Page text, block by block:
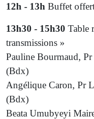
12h - 13h Buffet
13h30 - 15h30 Table
transmissions »
Pauline Bourmaud,
(Bdx)
Angélique Caron, Pr
(Bdx)
Beata Umubyeyi